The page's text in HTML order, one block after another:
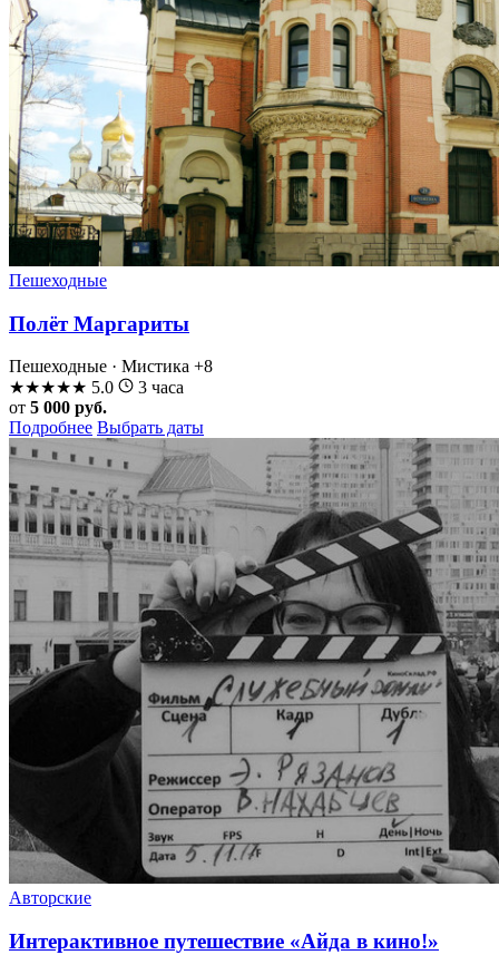
Пешеходные
Полёт Маргариты
Пешеходные · Мистика +8
★★★★★ 5.0
3 часа
от 5 000 руб.
Подробнее Выбрать даты
Авторские
Интерактивное путешествие «Айда в кино!»